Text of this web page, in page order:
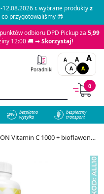
r. wybrane produktyz
co przygotowaliśmy 😎
odbioru DPD Pickup za 5,99
12:00 🚚 ➡Skorzystaj!
Poradniki
A A A
A A
0
bezpłatna
wysyłka
bezpieczny
transport
C 1000 + bioflawonoidy 200 kapsułek - cena 36,99 zł